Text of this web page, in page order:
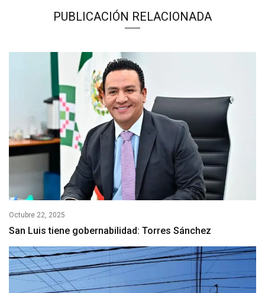
PUBLICACIÓN RELACIONADA
Octubre 22, 2025
San Luis tiene gobernabilidad: Torres Sánchez